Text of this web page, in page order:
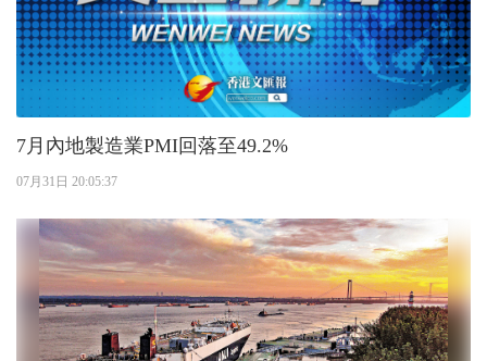
7月內地製造業PMI回落至49.2%
07月31日 20:05:37